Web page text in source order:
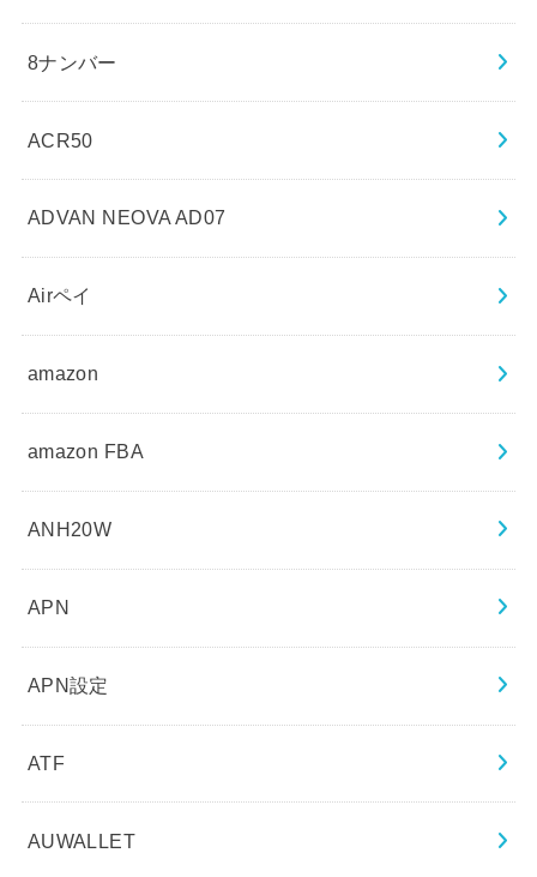
8ナンバー
ACR50
ADVAN NEOVA AD07
Airペイ
amazon
amazon FBA
ANH20W
APN
APN設定
ATF
AUWALLET